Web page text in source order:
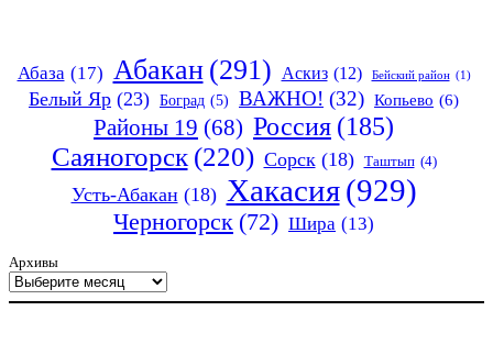
Абаза (17) Абакан (291) Аскиз (12) Бейский район (1)
Белый Яр (23) Боград (5) ВАЖНО! (32) Копьево (6)
Районы 19 (68) Россия (185)
Саяногорск (220) Сорск (18) Таштып (4)
Усть-Абакан (18) Хакасия (929)
Черногорск (72) Шира (13)
Архивы